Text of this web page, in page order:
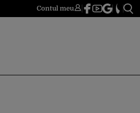
Contul meu